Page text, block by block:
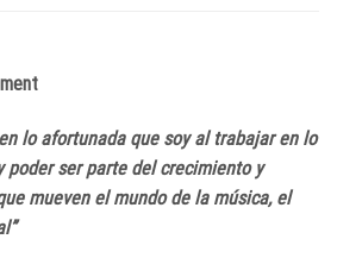
lo afortunada que soy al trabajar en lo
poder ser parte del crecimiento y
mueven el mundo de la música, el